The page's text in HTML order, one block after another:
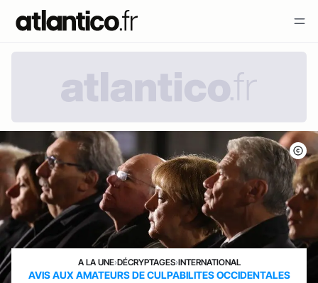
A LA UNE›DÉCRYPTAGES›INTERNATIONAL
AVIS AUX AMATEURS DE CULPABILITES OCCIDENTALES